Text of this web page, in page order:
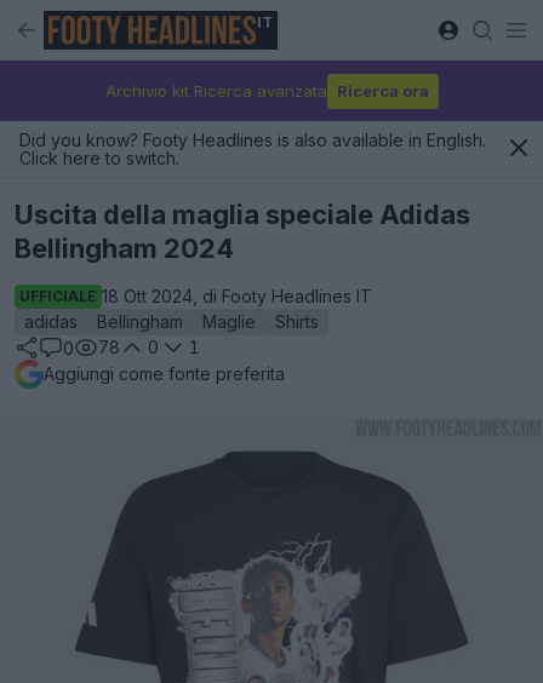
IT
Archivio kit Ricerca avanzata Ricerca ora
Did you know? Footy Headlines is also available in English.
Click here to switch.
Uscita della maglia speciale Adidas
Bellingham 2024
UFFICIALE 18 Ott 2024, di Footy Headlines IT
adidas
Bellingham Maglie
Shirts
0
78 0
1
Aggiungi come fonte preferita